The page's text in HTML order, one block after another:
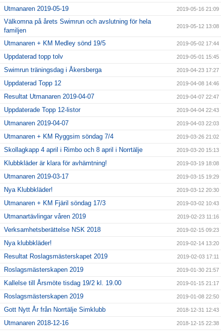
Utmanaren 2019-05-19 2019-05-16 21:09
Välkomna på årets Swimrun och avslutning för hela
familjen
2019-05-12 13:08
Utmanaren + KM Medley sönd 19/5 2019-05-02 17:44
Uppdaterad topp tolv 2019-05-01 15:45
Swimrun träningsdag i Åkersberga 2019-04-23 17:27
Uppdaterad Topp 12 2019-04-08 14:46
Resultat Utmanaren 2019-04-07 2019-04-07 22:47
Uppdaterade Topp 12-listor 2019-04-04 22:43
Utmanaren 2019-04-07 2019-04-03 22:03
Utmanaren + KM Ryggsim söndag 7/4 2019-03-26 21:02
Skollagkapp 4 april i Rimbo och 8 april i Norrtälje 2019-03-20 15:13
Klubbkläder är klara för avhämtning! 2019-03-19 18:08
Utmanaren 2019-03-17 2019-03-15 19:29
Nya Klubbkläder! 2019-03-12 20:30
Utmanaren + KM Fjäril söndag 17/3 2019-03-02 10:43
Utmanartävlingar våren 2019 2019-02-23 11:16
Verksamhetsberättelse NSK 2018 2019-02-15 09:23
Nya klubbkläder! 2019-02-14 13:20
Resultat Roslagsmästerskapet 2019 2019-02-03 17:11
Roslagsmästerskapen 2019 2019-01-30 21:57
Kallelse till Årsmöte tisdag 19/2 kl. 19.00 2019-01-15 21:17
Roslagsmästerskapen 2019 2019-01-08 22:50
Gott Nytt År från Norrtälje Simklubb 2018-12-31 12:43
Utmanaren 2018-12-16 2018-12-15 22:38